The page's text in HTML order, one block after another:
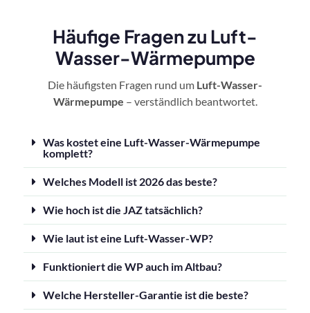
Häufige Fragen zu Luft-
Wasser-Wärmepumpe
Die häufigsten Fragen rund um Luft-Wasser-
Wärmepumpe – verständlich beantwortet.
Was kostet eine Luft-Wasser-Wärmepumpe
komplett?
Welches Modell ist 2026 das beste?
Wie hoch ist die JAZ tatsächlich?
Wie laut ist eine Luft-Wasser-WP?
Funktioniert die WP auch im Altbau?
Welche Hersteller-Garantie ist die beste?